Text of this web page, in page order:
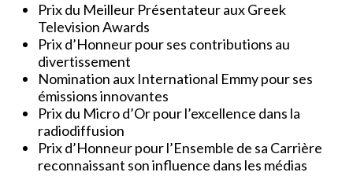
Prix du Meilleur Présentateur aux Greek
Television Awards
Prix d’Honneur pour ses contributions au
divertissement
Nomination aux International Emmy pour ses
émissions innovantes
Prix du Micro d’Or pour l’excellence dans la
radiodiffusion
Prix d’Honneur pour l’Ensemble de sa Carrière
reconnaissant son influence dans les médias